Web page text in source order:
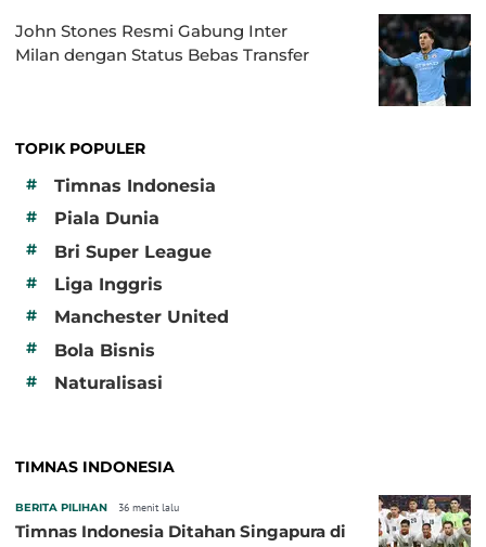
John Stones Resmi Gabung Inter
Milan dengan Status Bebas Transfer
TOPIK POPULER
#
Timnas Indonesia
# Piala Dunia
# Bri Super League
# Liga Inggris
# Manchester United
# Bola Bisnis
# Naturalisasi
TIMNAS INDONESIA
BERITA PILIHAN 36 menit lalu
Timnas Indonesia Ditahan Singapura di